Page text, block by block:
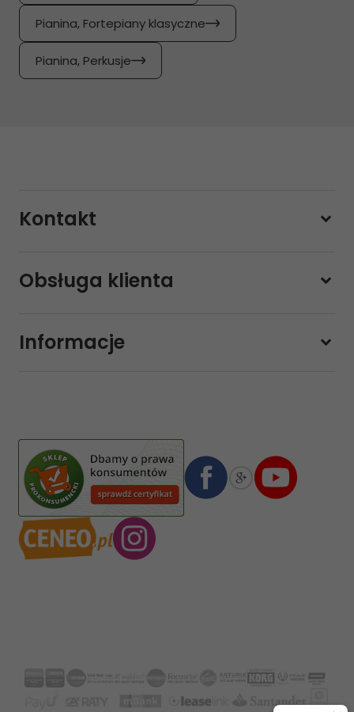
Pianina, Fortepiany klasyczne
Pianina, Perkusje
Kontakt
228800000
sklep@sklep-muzyczny.com.pl
08 1140 2004 0000 3102 4903 0792
Obsługa klienta
Informacje